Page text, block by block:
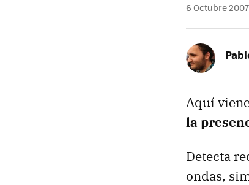
6 Octubre 2007
Aquí
la
Detecta
ondas,